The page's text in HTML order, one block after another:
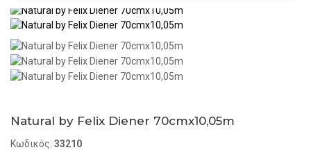
Natural by Felix Diener 70cmx10,05m
Κωδικός: 33210